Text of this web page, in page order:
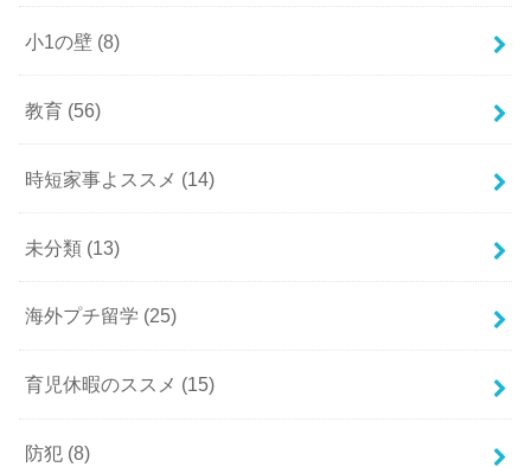
小1の壁 (8)
教育 (56)
時短家事よススメ (14)
未分類 (13)
海外プチ留学 (25)
育児休暇のススメ (15)
防犯 (8)